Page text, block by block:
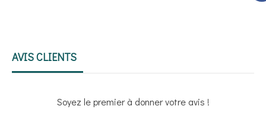
AVIS CLIENTS
Soyez le premier à donner votre avis !